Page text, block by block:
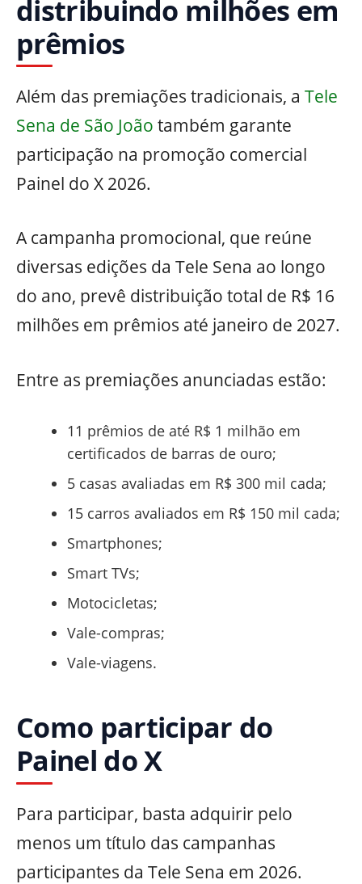
distribuindo milhões em
prêmios
Além das premiações tradicionais, a Tele
Sena de São João também garante
participação na promoção comercial
Painel do X 2026.
A campanha promocional, que reúne
diversas edições da Tele Sena ao longo
do ano, prevê distribuição total de R$ 16
milhões em prêmios até janeiro de 2027.
Entre as premiações anunciadas estão:
11 prêmios de até R$ 1 milhão em
certificados de barras de ouro;
5 casas avaliadas em R$ 300 mil cada;
15 carros avaliados em R$ 150 mil cada;
Smartphones;
Smart TVs;
Motocicletas;
Vale-compras;
Vale-viagens.
Como participar do
Painel do X
Para participar, basta adquirir pelo
menos um título das campanhas
participantes da Tele Sena em 2026.